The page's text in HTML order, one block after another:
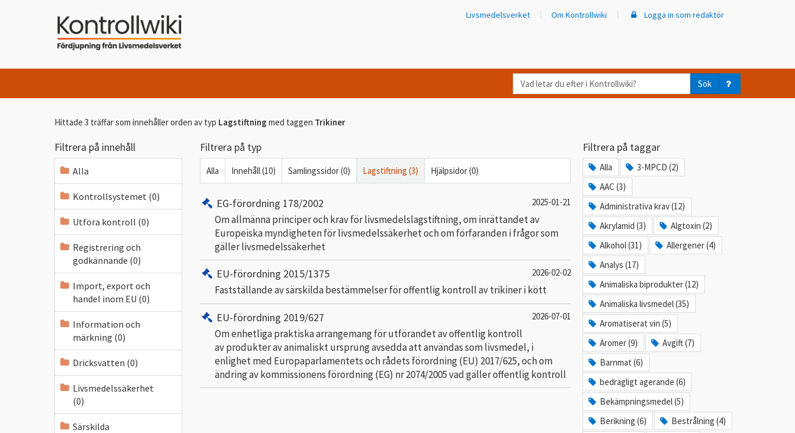
Livsmedelsverket Om Kontrollwiki Logga in som redaktör
Vad
letar
Kontrollwiki?
Sök
Hittade 3 träffar som innehåller orden av typ Lagstiftning med taggen Trikiner
Filtrera på innehåll
Alla
Kontrollsystemet (0)
Utföra kontroll (0)
Registrering och
godkännande (0)
Import, export och
handel inom EU (0)
Information och
märkning (0)
Dricksvatten (0)
Livsmedelssäkerhet
(0)
Särskilda
Filtrera på typ
Alla Innehåll (10) Samlingssidor (0) Lagstiftning (3) Hjälpsidor (0)
EG-förordning 178/2002 2025-01-21
Om allmänna principer och krav för livsmedelslagstiftning, om inrättandet av
Europeiska myndigheten för livsmedelssäkerhet och om förfaranden i frågor som
gäller livsmedelssäkerhet
EU-förordning 2015/1375 2026-02-02
Fastställande av särskilda bestämmelser för offentlig kontroll av trikiner i kött
EU-förordning 2019/627 2026-07-01
Om enhetliga praktiska arrangemang för utförandet av offentlig kontroll
av produkter av animaliskt ursprung avsedda att användas som livsmedel, i
enlighet med Europaparlamentets och rådets förordning (EU) 2017/625, och om
ändring av kommissionens förordning (EG) nr 2074/2005 vad gäller offentlig kontroll
Filtrera på taggar
Alla
3-MPCD (2)
AAC (3)
Administrativa krav (12)
Akrylamid (3)
Algtoxin (2)
Alkohol (31)
Allergener (4)
Analys (17)
Animaliska biprodukter (12)
Animaliska livsmedel (35)
Aromatiserat vin (5)
Aromer (9)
Avgift (7)
Barnmat (6)
bedrägligt agerande (6)
Bekämpningsmedel (5)
Berikning (6)
Bestrålning (4)